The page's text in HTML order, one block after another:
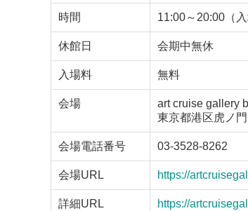
時間 11:00～20:00（
休館日 会期中無休
入場料 無料
会場
art cruise gallery
東京都港区虎ノ
会場電話番号 03-3528-8262
会場URL https://
詳細URL https://